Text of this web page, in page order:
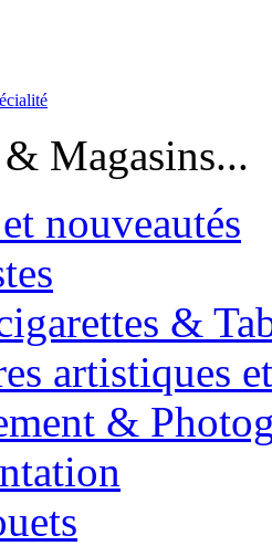
Magasins...
nouveautés
&
artistiques
&